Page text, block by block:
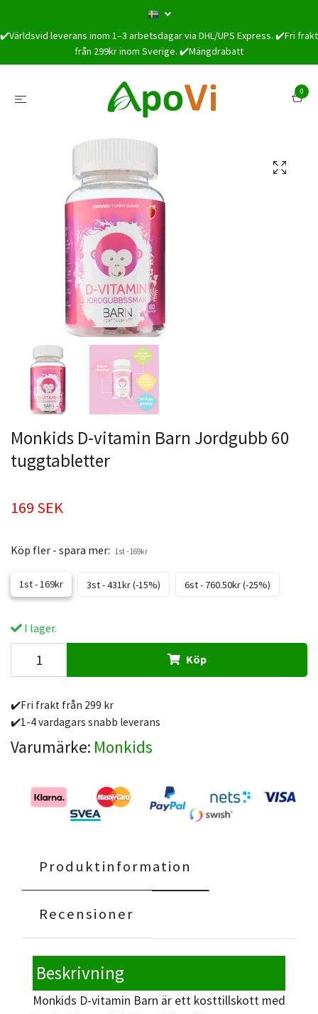
✔️Världsvid leverans inom 1–3 arbetsdagar via DHL/UPS Express. ✔️Fri frakt
från 299kr inom Sverige. ✔️Mängdrabatt
0
Monkids D-vitamin Barn Jordgubb 60
tuggtabletter
169 SEK
Köp fler - spara mer: 1st - 169kr
1st - 169kr 3st - 431kr (-15%) 6st - 760.50kr (-25%)
I lager.
Köp
✔️Fri frakt från 299 kr
✔️1-4 vardagars snabb leverans
Varumärke: Monkids
Produktinformation
Recensioner
Beskrivning
Monkids D-vitamin Barn är ett kosttillskott med